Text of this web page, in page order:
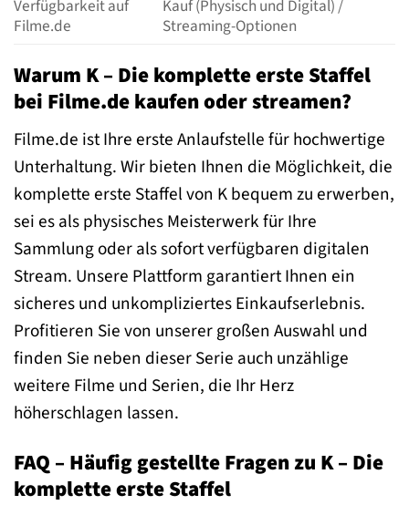
Verfügbarkeit auf
Filme.de
Kauf (Physisch und Digital) /
Streaming-Optionen
Warum K – Die komplette erste Staffel
bei Filme.de kaufen oder streamen?
Filme.de ist Ihre erste Anlaufstelle für hochwertige
Unterhaltung. Wir bieten Ihnen die Möglichkeit, die
komplette erste Staffel von K bequem zu erwerben,
sei es als physisches Meisterwerk für Ihre
Sammlung oder als sofort verfügbaren digitalen
Stream. Unsere Plattform garantiert Ihnen ein
sicheres und unkompliziertes Einkaufserlebnis.
Profitieren Sie von unserer großen Auswahl und
finden Sie neben dieser Serie auch unzählige
weitere Filme und Serien, die Ihr Herz
höherschlagen lassen.
FAQ – Häufig gestellte Fragen zu K – Die
komplette erste Staffel